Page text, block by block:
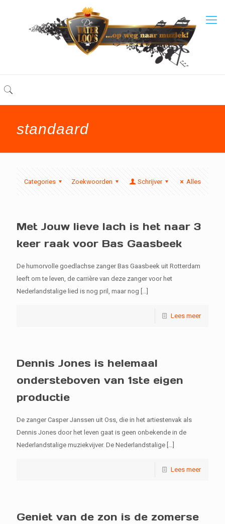
standaard
Categories Zoekwoorden Schrijver Alles
Met Jouw lieve lach is het naar 3
keer raak voor Bas Gaasbeek
De humorvolle goedlachse zanger Bas Gaasbeek uit Rotterdam
leeft om te leven, de carrière van deze zanger voor het
Nederlandstalige lied is nog pril, maar nog
Lees meer
Dennis Jones is helemaal
ondersteboven van 1ste eigen
productie
De zanger Casper Janssen uit Oss, die in het artiestenvak als
Dennis Jones door het leven gaat is geen onbekende in de
Nederlandstalige muziekvijver. De Nederlandstalige
Lees meer
Geniet van de zon is de zomerse